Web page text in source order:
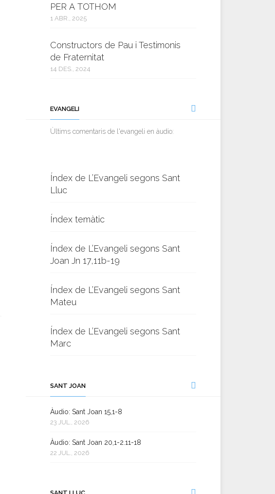
PER A TOTHOM
1 ABR., 2025
Constructors de Pau i Testimonis
de Fraternitat
14 DES., 2024
EVANGELI
Ùltims comentaris de l'evangeli en àudio:
Índex de L’Evangeli segons Sant
Lluc
Índex temàtic
Índex de L’Evangeli segons Sant
Joan Jn 17,11b-19
Índex de L’Evangeli segons Sant
Mateu
Índex de L’Evangeli segons Sant
Marc
SANT JOAN
Àudio: Sant Joan 15,1-8
23 JUL., 2026
Àudio: Sant Joan 20,1-2.11-18
22 JUL., 2026